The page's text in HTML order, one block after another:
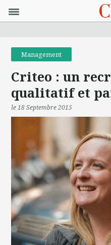
Management
Criteo : un
qualitatif et
le 18 Septembre 2015